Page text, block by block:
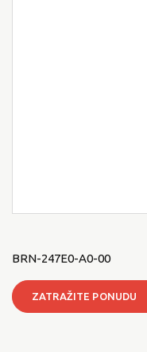
BRN-247E0-A0-00
ZATRAŽITE PONUDU